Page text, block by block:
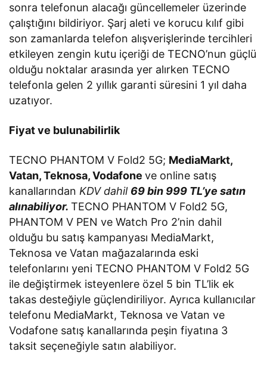
sonra telefonun alacağı güncellemeler üzerinde
çalıştığını bildiriyor. Şarj aleti ve korucu kılıf gibi
son zamanlarda telefon alışverişlerinde tercihleri
etkileyen zengin kutu içeriği de TECNO’nun güçlü
olduğu noktalar arasında yer alırken TECNO
telefonla gelen 2 yıllık garanti süresini 1 yıl daha
uzatıyor.
Fiyat ve bulunabilirlik
TECNO PHANTOM V Fold2 5G; MediaMarkt,
Vatan, Teknosa, Vodafoneve online satış
kanallarından KDV dahil 69 bin 999 TL’ye satın
alınabiliyor.TECNO PHANTOM V Fold2 5G,
PHANTOM V PEN ve Watch Pro 2’nin dahil
olduğu bu satış kampanyası MediaMarkt,
Teknosa ve Vatan mağazalarında eski
telefonlarını yeni TECNO PHANTOM V Fold2 5G
ile değiştirmek isteyenlere özel 5 bin TL’lik ek
takas desteğiyle güçlendiriliyor. Ayrıca kullanıcılar
telefonu MediaMarkt, Teknosa ve Vatan ve
Vodafone satış kanallarında peşin fiyatına 3
taksit seçeneğiyle satın alabiliyor.